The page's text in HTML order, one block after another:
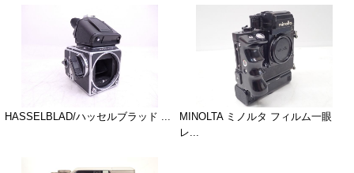
HASSELBLAD/ハッセルブラッド ...
MINOLTA ミノルタ フィルム一眼
レ...